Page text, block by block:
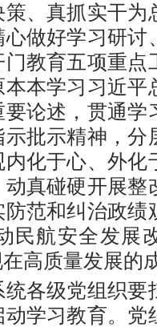
、真抓实干为
做好学习研讨
教育五项重点
本学习习近平
论述，贯通学
批示精神，分
化于心、外化
真碰硬开展整
范和纠治政绩
民航安全发展
高质量发展的
各级党组织要
学习教育。党